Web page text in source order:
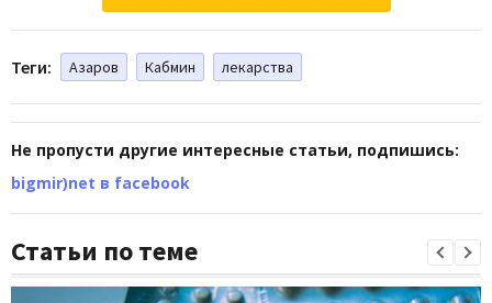
Теги: Азаров Кабмин лекарства
Не пропусти другие интересные статьи, подпишись:
bigmir)net в facebook
Статьи по теме